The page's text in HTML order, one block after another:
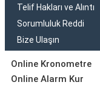
Telif Hakları ve Alıntı
Sorumluluk Reddi
Bize Ulaşın
Online Kronometre
Online Alarm Kur